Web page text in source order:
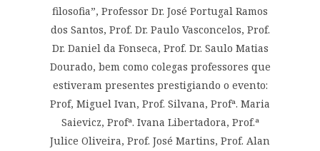
filosofia”, Professor Dr. José Portugal Ramos
dos Santos, Prof. Dr. Paulo Vasconcelos, Prof.
Dr. Daniel da Fonseca, Prof. Dr. Saulo Matias
Dourado, bem como colegas professores que
estiveram presentes prestigiando o evento:
Prof, Miguel Ivan, Prof. Silvana, Profª. Maria
Saievicz, Profª. Ivana Libertadora, Prof.ª
Julice Oliveira, Prof. José Martins, Prof. Alan